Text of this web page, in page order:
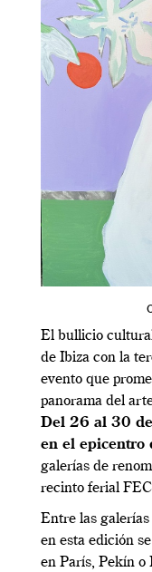
El bullicio
de Ibiza con la
evento que
panorama del
Del 26 al 30
en el epicentro
galerías de
recinto ferial
Entre las
en esta edición
en París, Pekín o